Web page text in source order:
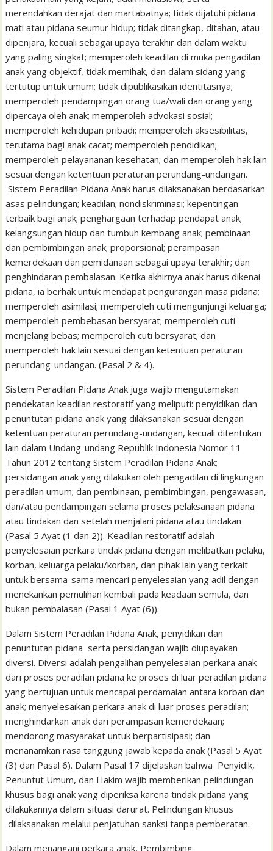
merendahkan derajat dan martabatnya; tidak dijatuhi pidana
mati atau pidana seumur hidup; tidak ditangkap, ditahan, atau
dipenjara, kecuali sebagai upaya terakhir dan dalam waktu
yang paling singkat; memperoleh keadilan di muka pengadilan
anak yang objektif, tidak memihak, dan dalam sidang yang
tertutup untuk umum; tidak dipublikasikan identitasnya;
memperoleh pendampingan orang tua/wali dan orang yang
dipercaya oleh anak; memperoleh advokasi sosial;
memperoleh kehidupan pribadi; memperoleh aksesibilitas,
terutama bagi anak cacat; memperoleh pendidikan;
memperoleh pelayananan kesehatan; dan memperoleh hak lain
sesuai dengan ketentuan peraturan perundang-undangan.
Sistem Peradilan Pidana Anak harus dilaksanakan berdasarkan
asas pelindungan; keadilan; nondiskriminasi; kepentingan
terbaik bagi anak; penghargaan terhadap pendapat anak;
kelangsungan hidup dan tumbuh kembang anak; pembinaan
dan pembimbingan anak; proporsional; perampasan
kemerdekaan dan pemidanaan sebagai upaya terakhir; dan
penghindaran pembalasan. Ketika akhirnya anak harus dikenai
pidana, ia berhak untuk mendapat pengurangan masa pidana;
memperoleh asimilasi; memperoleh cuti mengunjungi keluarga;
memperoleh pembebasan bersyarat; memperoleh cuti
menjelang bebas; memperoleh cuti bersyarat; dan
memperoleh hak lain sesuai dengan ketentuan peraturan
perundang-undangan. (Pasal 2 & 4).
Sistem Peradilan Pidana Anak juga wajib mengutamakan
pendekatan keadilan restoratif yang meliputi: penyidikan dan
penuntutan pidana anak yang dilaksanakan sesuai dengan
ketentuan peraturan perundang-undangan, kecuali ditentukan
lain dalam Undang-undang Republik Indonesia Nomor 11
Tahun 2012 tentang Sistem Peradilan Pidana Anak;
persidangan anak yang dilakukan oleh pengadilan di lingkungan
peradilan umum; dan pembinaan, pembimbingan, pengawasan,
dan/atau pendampingan selama proses pelaksanaan pidana
atau tindakan dan setelah menjalani pidana atau tindakan
(Pasal 5 Ayat (1 dan 2)). Keadilan restoratif adalah
penyelesaian perkara tindak pidana dengan melibatkan pelaku,
korban, keluarga pelaku/korban, dan pihak lain yang terkait
untuk bersama-sama mencari penyelesaian yang adil dengan
menekankan pemulihan kembali pada keadaan semula, dan
bukan pembalasan (Pasal 1 Ayat (6)).
Dalam Sistem Peradilan Pidana Anak, penyidikan dan
penuntutan pidana serta persidangan wajib diupayakan
diversi. Diversi adalah pengalihan penyelesaian perkara anak
dari proses peradilan pidana ke proses di luar peradilan pidana
yang bertujuan untuk mencapai perdamaian antara korban dan
anak; menyelesaikan perkara anak di luar proses peradilan;
menghindarkan anak dari perampasan kemerdekaan;
mendorong masyarakat untuk berpartisipasi; dan
menanamkan rasa tanggung jawab kepada anak (Pasal 5 Ayat
(3) dan Pasal 6). Dalam Pasal 17 dijelaskan bahwa Penyidik,
Penuntut Umum, dan Hakim wajib memberikan pelindungan
khusus bagi anak yang diperiksa karena tindak pidana yang
dilakukannya dalam situasi darurat. Pelindungan khusus
dilaksanakan melalui penjatuhan sanksi tanpa pemberatan.
Dalam menangani perkara anak, Pembimbing